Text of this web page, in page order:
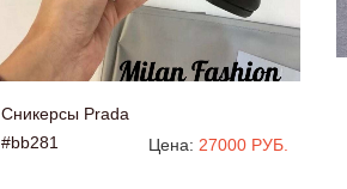
Сникерсы Prada
#bb281
Цена: 27000 РУБ.